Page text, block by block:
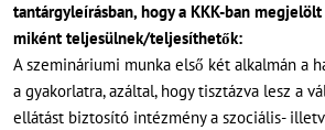
tantárgyleírásban, hogy a KKK-ban
miként teljesülnek/teljesíthetők:
A szemináriumi munka első két alkalmán a
a gyakorlatra, azáltal, hogy tisztázva lesz a
ellátást biztosító intézmény a szociális-